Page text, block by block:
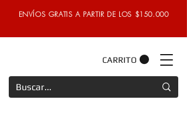
ENVÍOS GRATIS A PARTIR DE LOS $150.000
CARRITO